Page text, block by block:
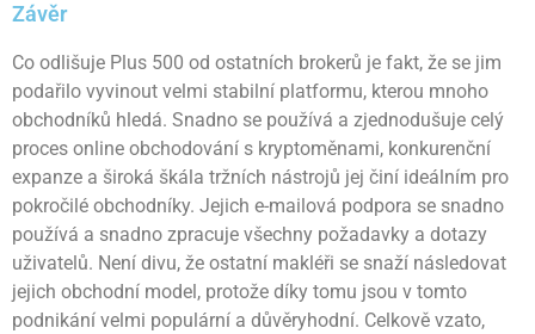
Závěr
Co odlišuje Plus 500 od ostatních brokerů je fakt, že se jim
podařilo vyvinout velmi stabilní platformu, kterou mnoho
obchodníků hledá. Snadno se používá a zjednodušuje celý
proces online obchodování s kryptoměnami, konkurenční
expanze a široká škála tržních nástrojů jej činí ideálním pro
pokročilé obchodníky. Jejich e-mailová podpora se snadno
používá a snadno zpracuje všechny požadavky a dotazy
uživatelů. Není divu, že ostatní makléři se snaží následovat
jejich obchodní model, protože díky tomu jsou v tomto
podnikání velmi populární a důvěryhodní. Celkově vzato,